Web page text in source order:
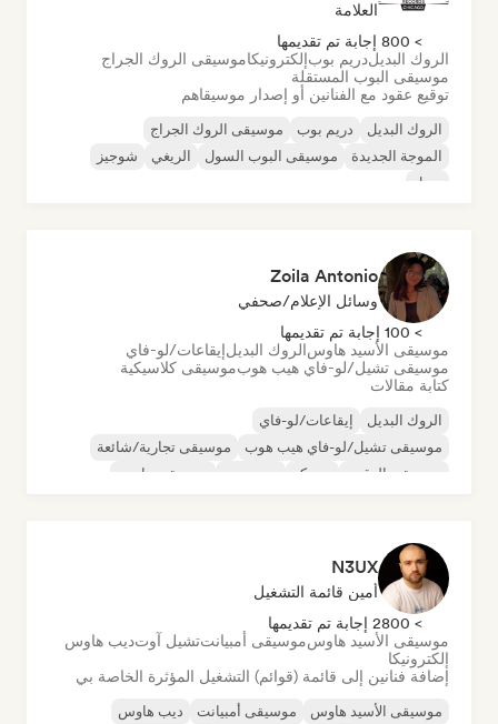
العلامة
> 800 إجابة تم تقديمها
الروك البديلدريم بوبإلكترونيكاموسيقى الروك الجراج
موسيقى البوب المستقلة
توقيع عقود مع الفنانين أو إصدار موسيقاهم
الروك البديل دريم بوب
موسيقى الروك الجراج
الموجة الجديدة
موسيقى البوب السول الريغي
شوجيز
سول
Zoila Antonio
وسائل الإعلام/صحفي
> 100 إجابة تم تقديمها
موسيقى الأسيد هاوسالروك البديلإيقاعات/لو-فاي
موسيقى تشيل/لو-فاي هيب هوبموسيقى كلاسيكية
كتابة مقالات
الروك البديل
إيقاعات/لو-فاي
موسيقى تشيل/لو-فاي هيب هوب
موسيقى تجارية/شائعة
موسيقى الرقص
ديسكو موسيقى هاوس
N3UX
أمين قائمة التشغيل
> 2800 إجابة تم تقديمها
موسيقى الأسيد هاوسموسيقى أمبيانتتشيل آوتديب هاوس
إلكترونيكا
إضافة فنانين إلى قائمة (قوائم) التشغيل المؤثرة الخاصة بي
موسيقى الأسيد هاوس موسيقى أمبيانت
ديب هاوس